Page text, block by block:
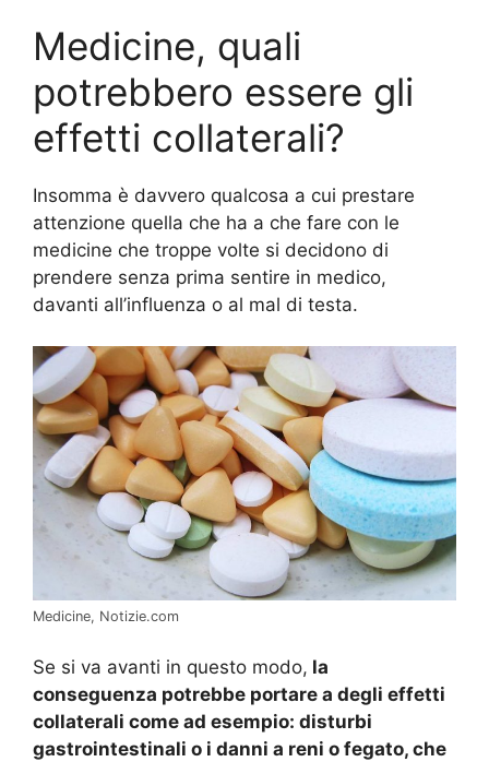
Medicine, quali
potrebbero essere gli
effetti collaterali?
Insomma è davvero qualcosa a cui prestare
attenzione quella che ha a che fare con le
medicine che troppe volte si decidono di
prendere senza prima sentire in medico,
davanti all’influenza o al mal di testa.
Medicine, Notizie.com
Se si va avanti in questo modo, la
conseguenza potrebbe portare a degli effetti
collaterali come ad esempio: disturbi
gastrointestinali o i danni a reni o fegato, che